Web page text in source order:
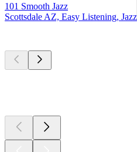
101 Smooth Jazz
Scottsdale AZ, Easy Listening, Jazz